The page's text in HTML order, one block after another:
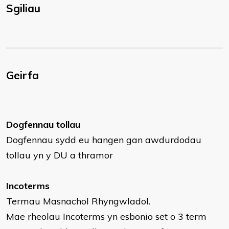
Sgiliau
Geirfa
Dogfennau tollau
Dogfennau sydd eu hangen gan awdurdodau
tollau yn y DU a thramor
Incoterms
Termau Masnachol Rhyngwladol.
Mae rheolau Incoterms yn esbonio set o 3 term